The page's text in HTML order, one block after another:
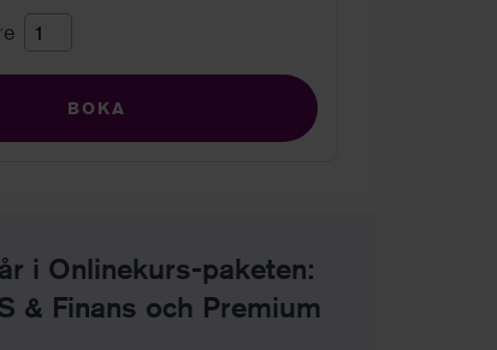
BOKA
i Onlinekurs-paketen:
& Finans och Premium